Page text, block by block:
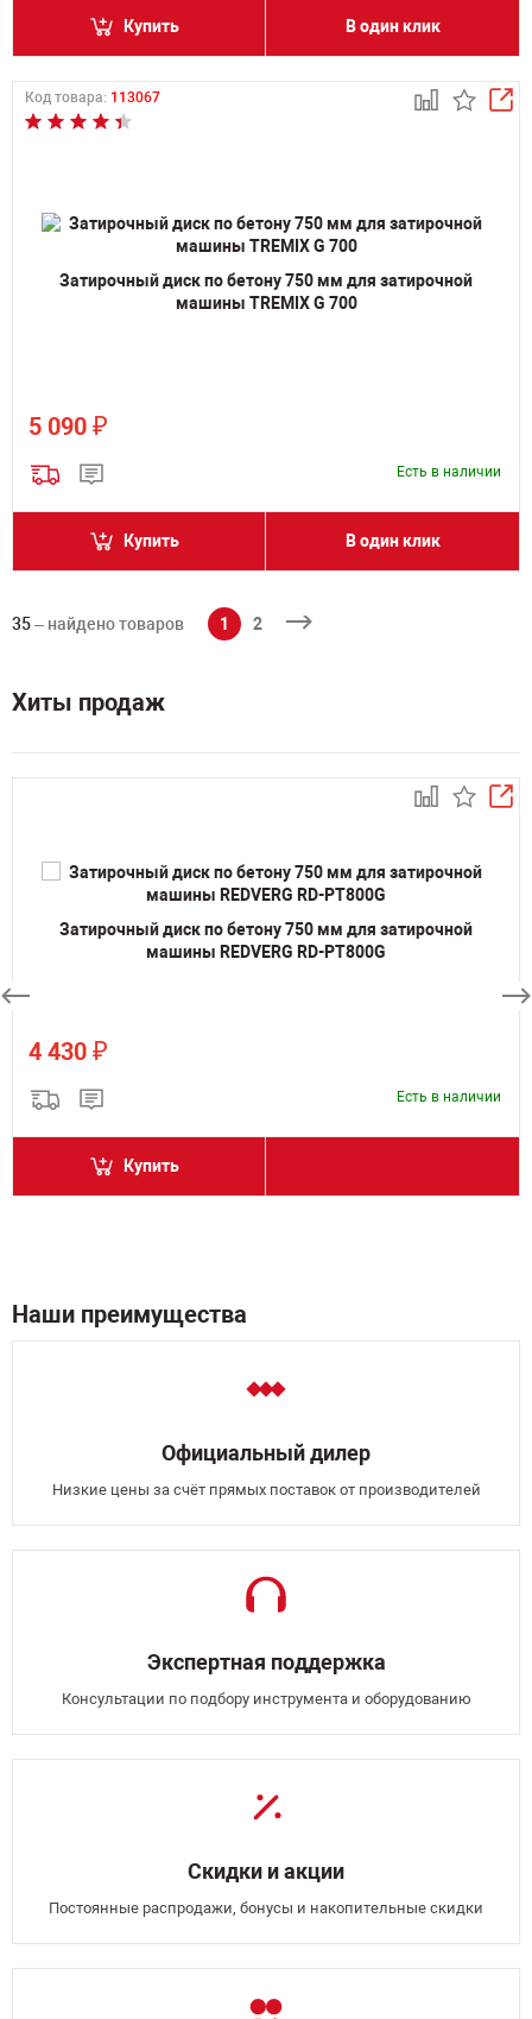
Купить В один клик
Код товара: 113067
Затирочный диск по бетону 750 мм для затирочной
машины TREMIX G 700
5 090 ₽
Есть в наличии
Купить В один клик
35– найдено товаров 1 2
Хиты продаж
Затирочный диск по бетону 750 мм для затирочной
машины REDVERG RD-PT800G
4 430 ₽
Есть в наличии
Купить
Наши преимущества
Официальный дилер
Низкие цены за счёт прямых поставок от производителей
Экспертная поддержка
Консультации по подбору инструмента и оборудованию
Скидки и акции
Постоянные распродажи, бонусы и накопительные скидки